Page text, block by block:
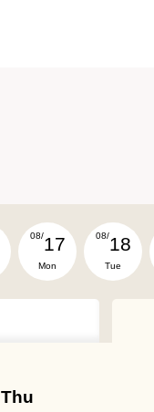
08/ 17
Mon
08/ 18
Tue
Thu